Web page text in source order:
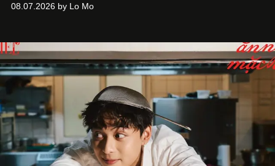
Việt Nam”, NSX Will Vũ cho biết.
08.07.2026 by Lo Mo